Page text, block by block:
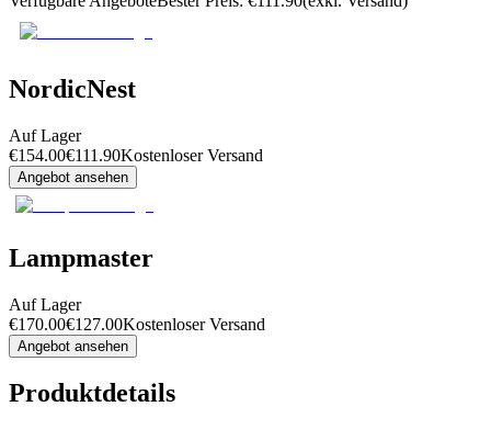
NordicNest
Auf Lager
€154.00€111.90Kostenloser Versand
Angebot ansehen
Lampmaster
Auf Lager
€170.00€127.00Kostenloser Versand
Angebot ansehen
Produktdetails